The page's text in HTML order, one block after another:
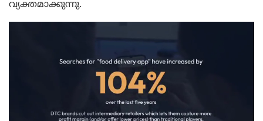
വ്യക്തമാക്കുന്നു.